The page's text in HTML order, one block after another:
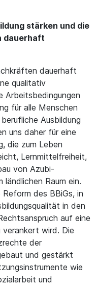
stärken und die
dauerhaft
dauerhaft
qualitativ
Arbeitsbedingungen
für alle Menschen
Ausbildung
uns daher für eine
die zum Leben
Lernmittelfreiheit,
von Azubi-
ländlichen Raum ein.
des BBiGs, in
in den
auf eine
verankert wird. Die
der
und gestärkt
wie
und